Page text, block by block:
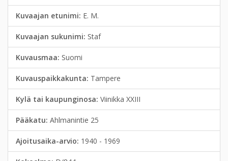
Kuvaajan etunimi: E. M.
Kuvaajan sukunimi: Staf
Kuvausmaa: Suomi
Kuvauspaikkakunta: Tampere
Kylä tai kaupunginosa: Viinikka XXIII
Pääkatu: Ahlmanintie 25
Ajoitusaika-arvio: 1940 - 1969